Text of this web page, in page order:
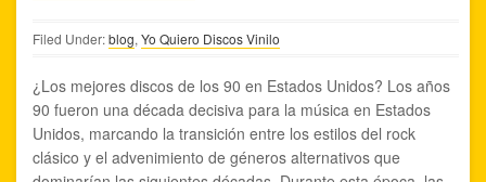
Filed Under:blog, Yo Quiero Discos Vinilo
¿Los mejores discos de los 90 en Estados Unidos? Los años
90 fueron una década decisiva para la música en Estados
Unidos, marcando la transición entre los estilos del rock
clásico y el advenimiento de géneros alternativos que